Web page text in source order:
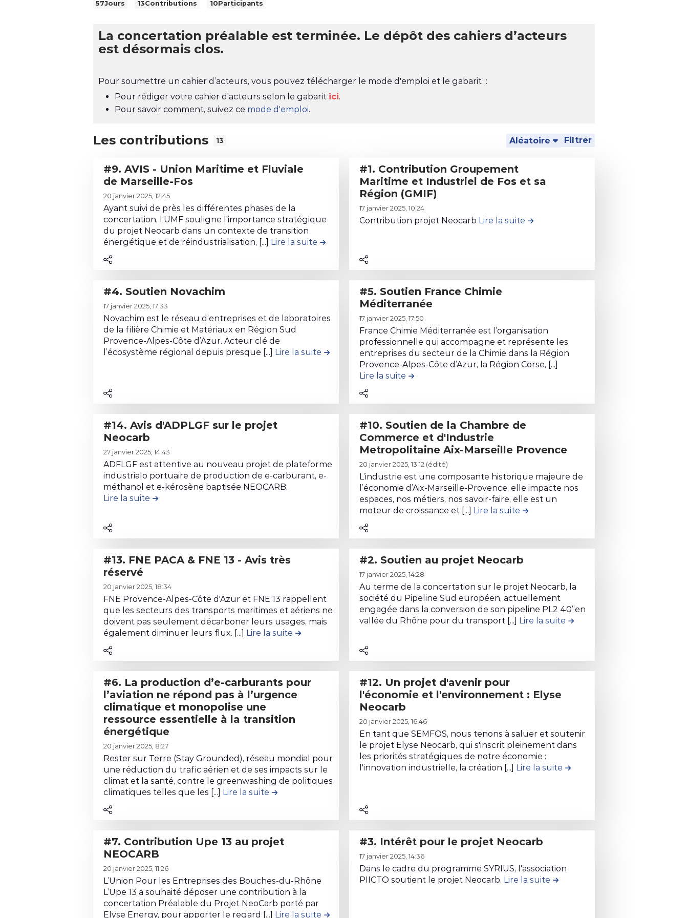
C
e
é
57Jours 13Contributions 10Participants
La concertation préalable est terminée. Le dépôt des cahiers d’acteurs
est désormais clos.
Pour soumettre un cahier d’acteurs, vous pouvez télécharger le mode d'emploi et le gabarit :
Pour rédiger votre cahier d'acteurs selon le gabarit ici.
Pour savoir comment, suivez ce mode d'emploi.
Les contributions 13 Aléatoire Filtrer
#9. AVIS - Union Maritime et Fluviale
de Marseille-Fos
L
i
r
e
l
e
c
n
t
e
n
u
d
a
n
t
r
i
b
u
t
o
9
.
A
V
I
S
-
U
o
n
M
a
r
i
t
i
m
e
e
l
u
v
i
a
l
20 janvier 2025, 12:45
Ayant suivi de près les différentes phases de la
concertation, l’UMF souligne l'importance stratégique
du projet Neocarb dans un contexte de transition
énergétique et de réindustrialisation, [...] Lire la suite de la contribution #9. AVIS - Union Maritime et Fluviale de Marseille-Fos
#1. Contribution Groupement
Maritime et Industriel de Fos et sa
Région (GMIF)
L
i
l
e
o
n
t
e
n
u
d
e
l
o
n
t
r
i
b
u
t
i
#
1
.
C
o
n
r
u
t
i
o
n
G
r
o
e
n
t
M
a
17 janvier 2025, 10:24
Contribution projet Neocarb Lire la suite de la contribution #1. Contribution
#4. Soutien Novachim
L
i
r
e
l
o
e
n
u
d
e
l
a
o
r
i
b
u
t
i
o
n
.
S
o
u
t
i
e
n
N
o
v
h
i
m
17 janvier 2025, 17:33
Novachim est le réseau d’entreprises et de laboratoires
de la filière Chimie et Matériaux en Région Sud
Provence-Alpes-Côte d’Azur. Acteur clé de
l’écosystème régional depuis presque [...] Lire la suite de la contribution #4. Soutien Novachim
#5. Soutien France Chimie
Méditerranée
L
i
r
e
l
e
c
t
e
n
u
d
e
l
a
c
t
r
i
b
u
t
o
5
.
S
o
u
t
i
e
r
c
e
C
h
17 janvier 2025, 17:50
France Chimie Méditerranée est l’organisation
professionnelle qui accompagne et représente les
entreprises du secteur de la Chimie dans la Région
Provence-Alpes-Côte d’Azur, la Région Corse, [...]
Lire la suite de la contribution #5. Soutien France Chimie Méditerranée
#14. Avis d'ADPLGF sur le projet
Neocarb
L
i
r
e
l
c
o
t
e
n
u
d
e
l
a
n
t
r
i
b
u
t
i
o
n
#
.
A
v
i
s
d
27 janvier 2025, 14:43
ADFLGF est attentive au nouveau projet de plateforme
industrialo portuaire de production de e-carburant, e-
méthanol et e-kérosène baptisée NEOCARB.
Lire la suite de la contribution #14. Avis d'ADPLGF sur le projet Neocarb
#10. Soutien de la Chambre de
Commerce et d'Industrie
Metropolitaine Aix-Marseille Provence
L
i
r
e
l
e
c
n
t
e
n
u
d
l
a
o
n
t
r
i
b
u
t
n
0
.
S
o
20 janvier 2025, 13:12 (édité)
L’industrie est une composante historique majeure de
l’économie d’Aix-Marseille-Provence, elle impacte nos
espaces, nos métiers, nos savoir-faire, elle est un
moteur de croissance et [...] Lire la suite de la contribution #10. Soutien de la
#13. FNE PACA & FNE 13 - Avis très
réservé
L
i
r
e
l
e
c
n
t
e
n
u
d
e
l
a
c
o
n
r
i
b
u
t
i
20 janvier 2025, 18:34
FNE Provence-Alpes-Côte d'Azur et FNE 13 rappellent
que les secteurs des transports maritimes et aériens ne
doivent pas seulement décarboner leurs usages, mais
également diminuer leurs flux. [...] Lire la suite de la contribution #13. FNE PACA & FNE 13 - Avis très réservé
#2. Soutien au projet Neocarb
L
i
r
e
l
c
o
t
e
n
u
d
e
l
a
n
i
b
u
t
17 janvier 2025, 14:28
Au terme de la concertation sur le projet Neocarb, la
société du Pipeline Sud européen, actuellement
engagée dans la conversion de son pipeline PL2 40’’en
vallée du Rhône pour du transport [...] Lire la suite de la contribution #2.
#6. La production d’e-carburants pour
l’aviation ne répond pas à l’urgence
climatique et monopolise une
ressource essentielle à la transition
énergétique
L
i
r
e
l
e
c
n
t
e
n
u
d
20 janvier 2025, 8:27
Rester sur Terre (Stay Grounded), réseau mondial pour
une réduction du trafic aérien et de ses impacts sur le
climat et la santé, contre le greenwashing de politiques
climatiques telles que les [...] Lire la suite de la contribution #6. La production d’e-carburants pour l’aviation ne répond pas à l’urgence
#12. Un projet d'avenir pour
l'économie et l'environnement : Elyse
Neocarb
L
i
r
e
l
o
n
e
n
u
d
20 janvier 2025, 16:46
En tant que SEMFOS, nous tenons à saluer et soutenir
le projet Elyse Neocarb, qui s'inscrit pleinement dans
les priorités stratégiques de notre économie :
l'innovation industrielle, la création [...] Lire la suite de la contribution #12. Un
#7. Contribution Upe 13 au projet
NEOCARB
L
i
r
e
l
20 janvier 2025, 11:26
L’Union Pour les Entreprises des Bouches-du-Rhône
L’Upe 13 a souhaité déposer une contribution à la
concertation Préalable du Projet NeoCarb porté par
Elyse Energy, pour apporter le regard [...] Lire la suite de la contribution #7. Contribution Upe 13 au projet NEOCARB
#3. Intérêt pour le projet Neocarb
L
i
r
17 janvier 2025, 14:36
Dans le cadre du programme SYRIUS, l'association
PIICTO soutient le projet Neocarb. Lire la suite de la contribution #3. Intérêt